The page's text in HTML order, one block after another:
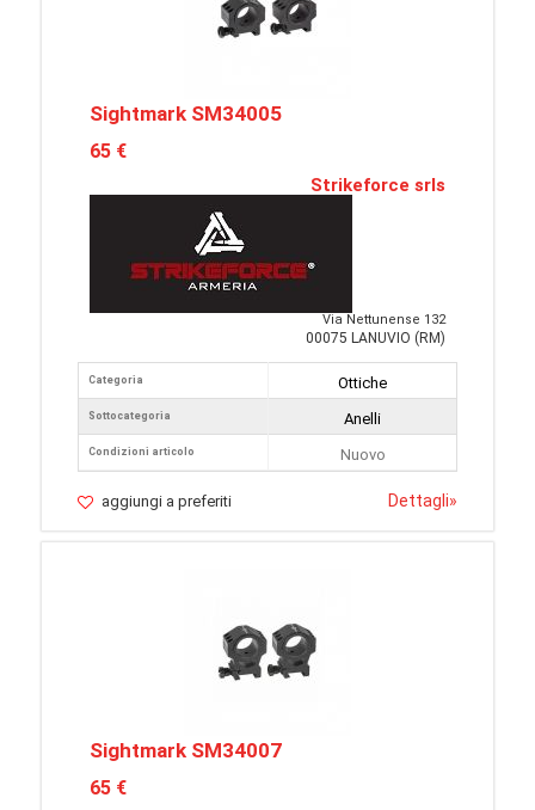
Sightmark SM34005
65 €
Strikeforce srls
Via Nettunense 132
00075 LANUVIO (RM)
Categoria
Sottocategoria
Condizioni articolo
Ottiche
Anelli
Nuovo
aggiungi a preferiti Dettagli»
Sightmark SM34007
65 €